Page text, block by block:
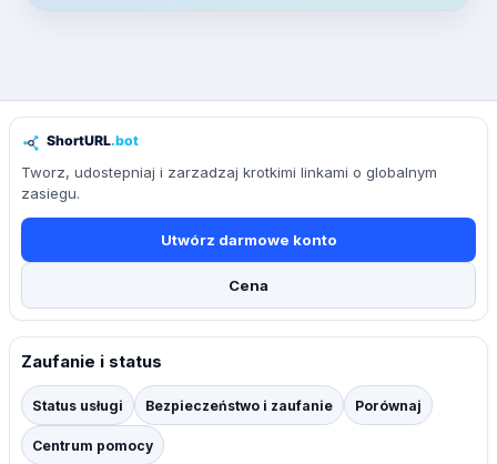
Tworz, udostepniaj i zarzadzaj krotkimi linkami o globalnym
zasiegu.
Utwórz darmowe konto
Cena
Zaufanie i status
Status usługi Bezpieczeństwo i zaufanie Porównaj
Centrum pomocy